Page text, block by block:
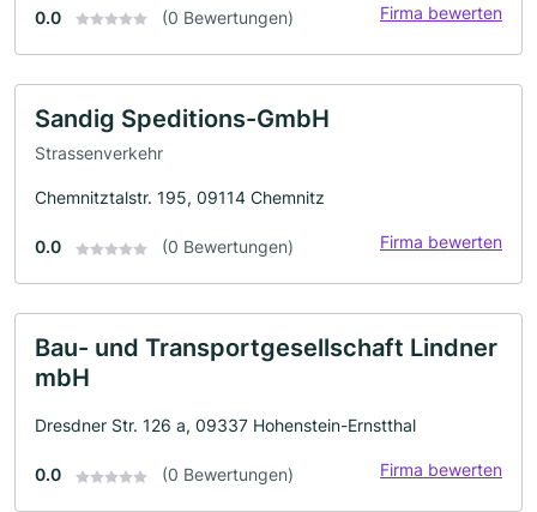
0.0 (0 Bewertungen) Firma bewerten
Sandig Speditions-GmbH
Strassenverkehr
Chemnitztalstr. 195, 09114 Chemnitz
0.0 (0 Bewertungen) Firma bewerten
Bau- und Transportgesellschaft Lindner
mbH
Dresdner Str. 126 a, 09337 Hohenstein-Ernstthal
0.0 (0 Bewertungen) Firma bewerten